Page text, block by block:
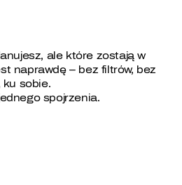
ale które zostają w
naprawdę – bez filtrów, bez
ku sobie.
spojrzenia.